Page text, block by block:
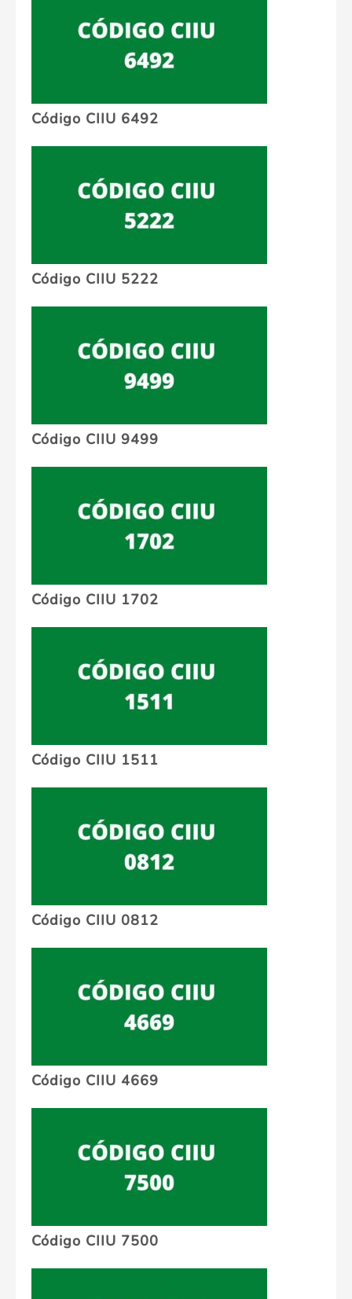
Código CIIU 6492
Código CIIU 5222
Código CIIU 9499
Código CIIU 1702
Código CIIU 1511
Código CIIU 0812
Código CIIU 4669
Código CIIU 7500